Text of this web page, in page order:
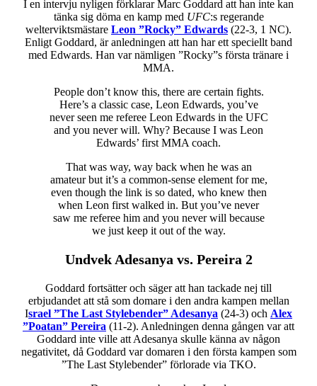
I en intervju nyligen förklarar Marc Goddard att han inte kan
tänka sig döma en kamp med UFC:s regerande
welterviktsmästare Leon ”Rocky” Edwards (22-3, 1 NC).
Enligt Goddard, är anledningen att han har ett speciellt band
med Edwards. Han var nämligen ”Rocky”s första tränare i
MMA.
People don’t know this, there are certain fights.
Here’s a classic case, Leon Edwards, you’ve
never seen me referee Leon Edwards in the UFC
and you never will. Why? Because I was Leon
Edwards’ first MMA coach.
That was way, way back when he was an
amateur but it’s a common-sense element for me,
even though the link is so dated, who knew then
when Leon first walked in. But you’ve never
saw me referee him and you never will because
we just keep it out of the way.
Undvek Adesanya vs. Pereira 2
Goddard fortsätter och säger att han tackade nej till
erbjudandet att stå som domare i den andra kampen mellan
Israel ”The Last Stylebender” Adesanya (24-3) och Alex
”Poatan” Pereira (11-2). Anledningen denna gången var att
Goddard inte ville att Adesanya skulle känna av någon
negativitet, då Goddard var domaren i den första kampen som
”The Last Stylebender” förlorade via TKO.